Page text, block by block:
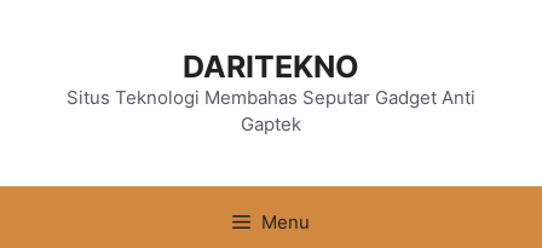
DARITEKNO
Situs Teknologi Membahas Seputar Gadget Anti
Gaptek
Menu